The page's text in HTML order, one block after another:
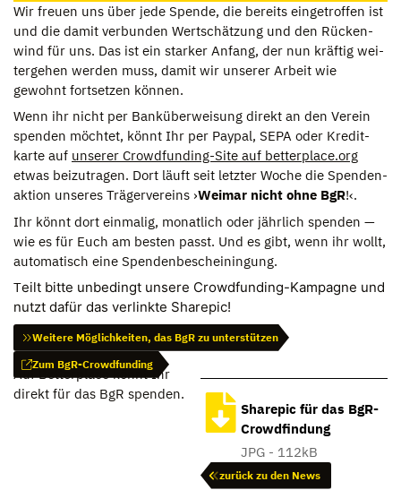
Wir freuen uns über jede Spende, die bereits ein­ge­trof­fen ist
und die damit ver­bun­den Wert­schät­zung und den Rücken­
wind für uns. Das ist ein star­ker Anfang, der nun kräf­tig wei­
ter­ge­hen wer­den muss, damit wir unse­rer Arbeit wie
gewohnt fort­set­zen kön­nen.
Wenn ihr nicht per Bank­über­wei­sung direkt an den Ver­ein
spen­den möch­tet, könnt Ihr per Pay­pal, SEPA oder Kre­dit­
karte auf unse­rer Crowd­fun­ding-Site auf betterplace.org
etwas bei­zu­tra­gen. Dort läuft seit letz­ter Woche die Spen­den­
ak­tion unse­res Trä­ger­ver­eins ›Wei­mar nicht ohne BgR!‹.
Ihr könnt dort ein­ma­lig, monat­lich oder jähr­lich spen­den —
wie es für Euch am bes­ten passt. Und es gibt, wenn ihr wollt,
auto­ma­tisch eine Spen­den­be­schei­nin­gung.
Teilt bitte unbe­dingt unsere Crowd­fun­ding-Kam­pa­gne und
nutzt dafür das ver­linkte Share­pic!
Weitere Möglichkeiten, das BgR zu unterstützen
Zum BgR-Crowdfunding
Auf Betterplace könnt Ihr
direkt für das BgR spenden.
Sharepic für das BgR-
Crowdfindung
JPG - 112kB
zurück zu den News